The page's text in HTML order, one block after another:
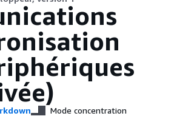
Mode concentration